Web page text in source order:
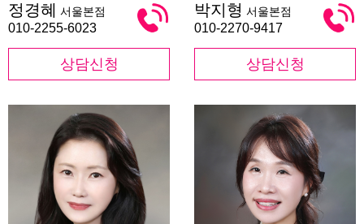
경
혜
정경혜 서울본점
010-2255-6023
상담신청
지
형
박지형 서울본점
010-2270-9417
상담신청